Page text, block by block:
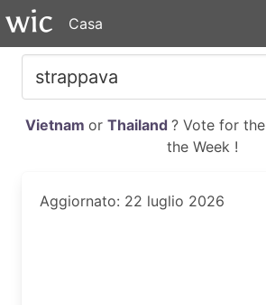
Casa
Vietnam or Thailand ? Vote for the
the Week !
Aggiornato: 22 luglio 2026